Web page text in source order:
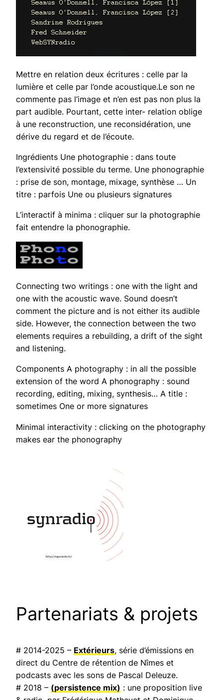
Mettre en relation deux écritures : celle par la
lumière et celle par l’onde acoustique.Le son ne
commente pas l’image et n’en est pas non plus la
part audible. Pourtant, cette inter- relation oblige
à une reconstruction, une reconsidération, une
dérive du regard et de l’écoute.
Ingrédients Une photographie : dans toute
l’extensivité possible du terme. Une phonographie
: prise de son, montage, mixage, synthèse … Un
titre : parfois Une ou plusieurs signatures
L’interactif à minima : cliquer sur la photographie
fait entendre la phonographie.
Connecting two writings : one with the light and
one with the acoustic wave. Sound doesn’t
comment the picture and is not either its audible
side. However, the connection between the two
elements requires a rebuilding, a drift of the sight
and listening.
Components A photography : in all the possible
extension of the word A phonography : sound
recording, editing, mixing, synthesis… A title :
sometimes One or more signatures
Minimal interactivity : clicking on the photography
makes ear the phonography
Partenariats & projets
# 2014-2025 – Extérieurs, série d’émissions en
direct du Centre de rétention de Nîmes et
podcasts avec les sons de Pascal Deleuze.
# 2018 – (persistence mix) : une proposition live